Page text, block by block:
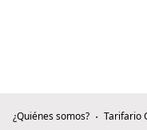
¿Quiénes somos? Tarifario